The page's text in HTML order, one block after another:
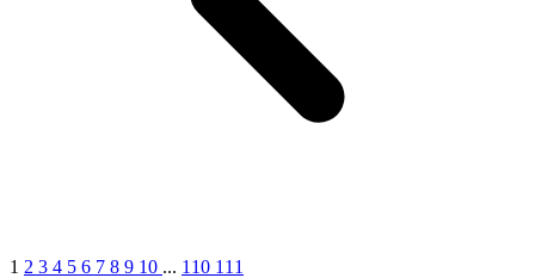
1 2 3 4 5 6 7 8 9 10 ... 110 111